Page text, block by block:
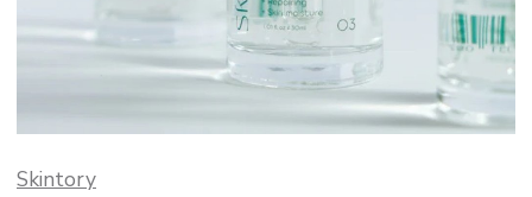
Skintory